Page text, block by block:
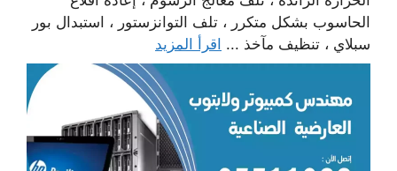
الحاسوب بشكل متكرر ، تلف التوانزستور ، استبدال بور
سبلاي ، تنظيف مآخذ ... اقرأ المزيد